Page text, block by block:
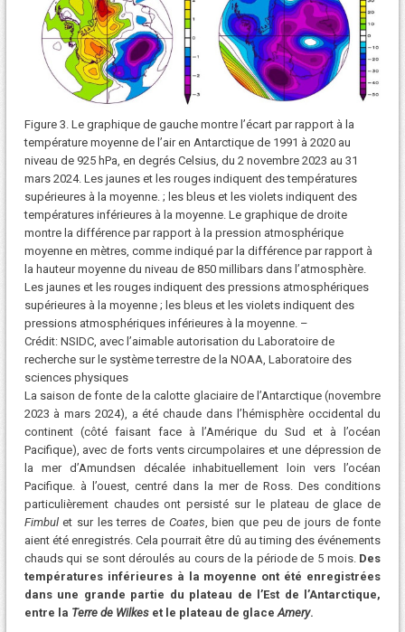
Figure 3. Le graphique de gauche montre l’écart par rapport à la
température moyenne de l’air en Antarctique de 1991 à 2020 au
niveau de 925 hPa, en degrés Celsius, du 2 novembre 2023 au 31
mars 2024. Les jaunes et les rouges indiquent des températures
supérieures à la moyenne. ; les bleus et les violets indiquent des
températures inférieures à la moyenne. Le graphique de droite
montre la différence par rapport à la pression atmosphérique
moyenne en mètres, comme indiqué par la différence par rapport à
la hauteur moyenne du niveau de 850 millibars dans l’atmosphère.
Les jaunes et les rouges indiquent des pressions atmosphériques
supérieures à la moyenne ; les bleus et les violets indiquent des
pressions atmosphériques inférieures à la moyenne. –
Crédit: NSIDC, avec l’aimable autorisation du Laboratoire de
recherche sur le système terrestre de la NOAA, Laboratoire des
sciences physiques
La saison de fonte de la calotte glaciaire de l’Antarctique (novembre
2023 à mars 2024), a été chaude dans l’hémisphère occidental du
continent (côté faisant face à l’Amérique du Sud et à l’océan
Pacifique), avec de forts vents circumpolaires et une dépression de
la mer d’Amundsen décalée inhabituellement loin vers l’océan
Pacifique. à l’ouest, centré dans la mer de Ross. Des conditions
particulièrement chaudes ont persisté sur le plateau de glace de
Fimbulet sur les terres de Coates, bien que peu de jours de fonte
aient été enregistrés. Cela pourrait être dû au timing des événements
chauds qui se sont déroulés au cours de la période de 5 mois. Des
températures inférieures à la moyenne ont été enregistrées
dans une grande partie du plateau de l’Est de l’Antarctique,
entre la Terre de Wilkeset le plateau de glaceAmery.